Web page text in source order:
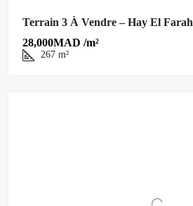
Terrain 3 À Vendre – Hay El Farah
28,000MAD /m²
267 m²